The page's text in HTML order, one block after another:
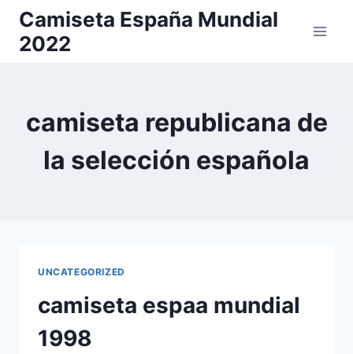
Saltar
contenido
Camiseta España Mundial
2022
camiseta republicana de
la selección española
UNCATEGORIZED
camiseta espaa mundial
1998